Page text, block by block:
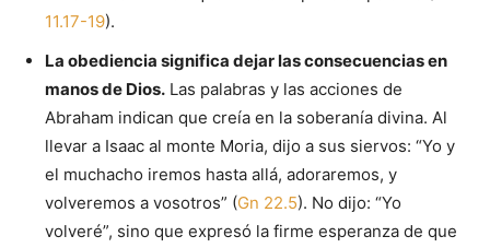
11.17-19).
La obediencia significa dejar las consecuencias en
manos de Dios. Las palabras y las acciones de
Abraham indican que creía en la soberanía divina. Al
llevar a Isaac al monte Moria, dijo a sus siervos: “Yo y
el muchacho iremos hasta allá, adoraremos, y
volveremos a vosotros” (Gn 22.5). No dijo: “Yo
volveré”, sino que expresó la firme esperanza de que